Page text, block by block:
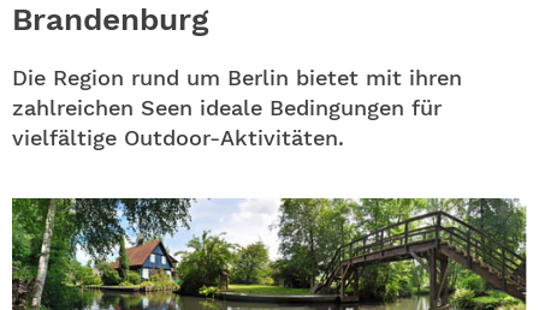
Brandenburg
Die Region rund um Berlin bietet mit ihren
zahlreichen Seen ideale Bedingungen für
vielfältige Outdoor-Aktivitäten.
ABO
GEWINNEN
ALLE THEMEN
SHOP